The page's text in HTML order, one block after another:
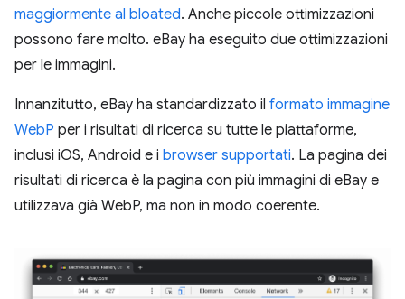
maggiormente al bloated. Anche piccole ottimizzazioni
possono fare molto. eBay ha eseguito due ottimizzazioni
per le immagini.
Innanzitutto, eBay ha standardizzato il formato immagine
WebP per i risultati di ricerca su tutte le piattaforme,
inclusi iOS, Android e i browser supportati. La pagina dei
risultati di ricerca è la pagina con più immagini di eBay e
utilizzava già WebP, ma non in modo coerente.